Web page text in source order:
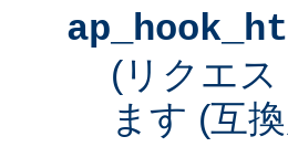
(リクエ
ます (互